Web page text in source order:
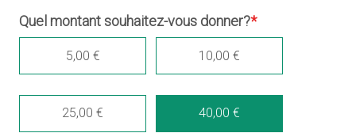
Quel montant souhaitez-vous donner?*
5,00 € 10,00 €
25,00 € 40,00 €